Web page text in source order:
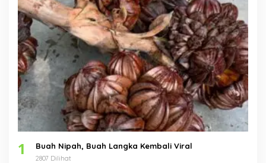
1 Buah Nipah, Buah Langka Kembali Viral
2807 Dilihat